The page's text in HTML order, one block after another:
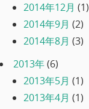
2014年12月 (1)
2014年9月 (2)
2014年8月 (3)
2013年(6)
2013年5月 (1)
2013年4月 (1)